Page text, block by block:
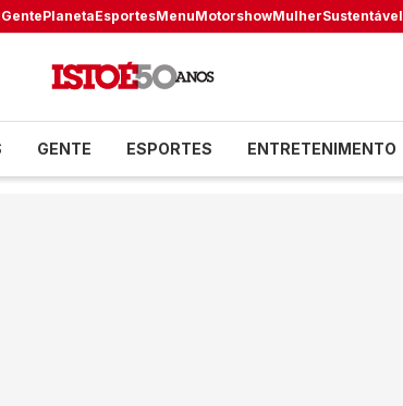
GentePlanetaEsportesMenuMotorshowMulherSustentável
GENTE ESPORTES ENTRETENIMENTO